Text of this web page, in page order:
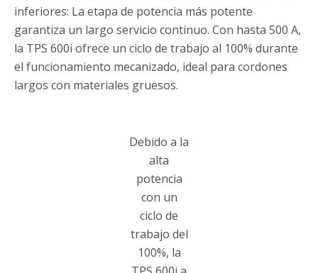
inferiores: La etapa de potencia más potente
garantiza un largo servicio continuo. Con hasta 500 A,
la TPS 600i ofrece un ciclo de trabajo al 100% durante
el funcionamiento mecanizado, ideal para cordones
largos con materiales gruesos.
Debido a la
alta
potencia
con un
ciclo de
trabajo del
100%, la